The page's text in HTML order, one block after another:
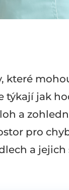
které
týkají jak
a
pro
a